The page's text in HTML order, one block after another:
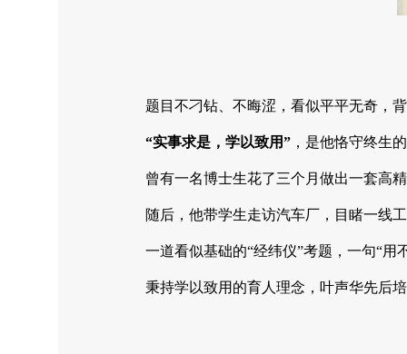
题目不刁钻、不晦涩，看似平平无奇，
“实事求是，学以致用” ，是他恪守终生
曾有一名博士生花了三个月做出一套高
随后，他带学生走访汽车厂，目睹一线
一道看似基础的“经纬仪”考题，一句“
秉持学以致用的育人理念，叶声华先后